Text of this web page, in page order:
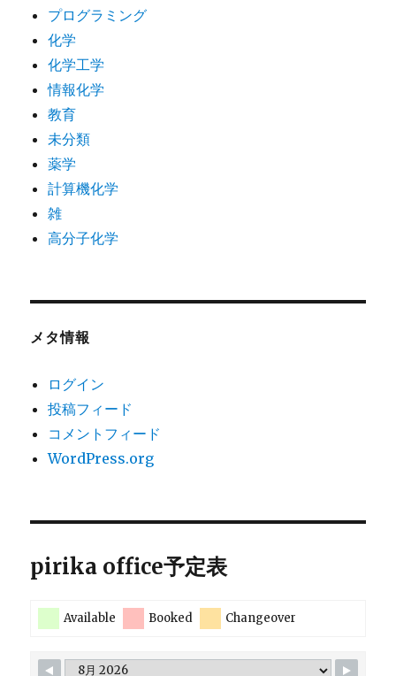
プログラミング
化学
化学工学
情報化学
教育
未分類
薬学
計算機化学
雑
高分子化学
メタ情報
ログイン
投稿フィード
コメントフィード
WordPress.org
pirika office予定表
Available Booked Changeover